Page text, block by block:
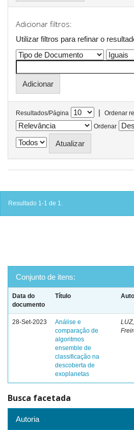
Adicionar filtros:
Utilizar filtros para refinar o
Resultados/Página |
Ordenar
Ordenar
Resultado 1-1 de 1.
Conjunto de itens:
Data do
documento
Título
28-Set-2023
Análise e
comparação de
algoritmos
ensemble de
classificação na
descoberta de
exoplanetas
Busca facetada
Autoria